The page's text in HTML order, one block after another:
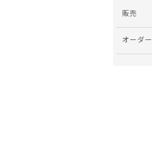
販売
オーダー